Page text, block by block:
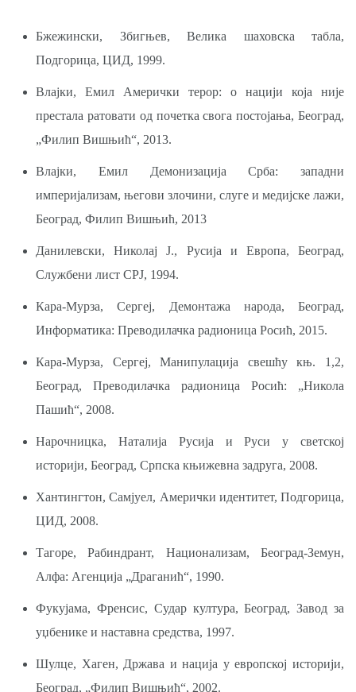
Бжежински, Збигњев, Велика шаховска табла,
Подгорица, ЦИД, 1999.
Влајки, Емил Амерички терор: о нацији која није
престала ратовати од почетка свога постојања, Београд,
„Филип Вишњић“, 2013.
Влајки, Емил Демонизација Срба: западни
империјализам, његови злочини, слуге и медијске лажи,
Београд, Филип Вишњић, 2013
Данилевски, Николај Ј., Русија и Европа, Београд,
Службени лист СРЈ, 1994.
Кара-Мурза, Сергеј, Демонтажа народа, Београд,
Информатика: Преводилачка радионица Росић, 2015.
Кара-Мурза, Сергеј, Манипулација свешћу књ. 1,2,
Београд, Преводилачка радионица Росић: „Никола
Пашић“, 2008.
Нарочницка, Наталија Русија и Руси у светској
историји, Београд, Српска књижевна задруга, 2008.
Хантингтон, Самјуел, Амерички идентитет, Подгорица,
ЦИД, 2008.
Тагоре, Рабиндрант, Национализам, Београд-Земун,
Алфа: Агенција „Драганић“, 1990.
Фукујама, Френсис, Судар култура, Београд, Завод за
уџбенике и наставна средства, 1997.
Шулце, Хаген, Држава и нација у европској историји,
Београд, „Филип Вишњић“, 2002.